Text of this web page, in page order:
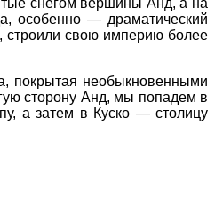
особенно — драматический
строили свою империю более
покрытая необыкновенными
сторону Анд, мы попадем в
а затем в Куско — столицу